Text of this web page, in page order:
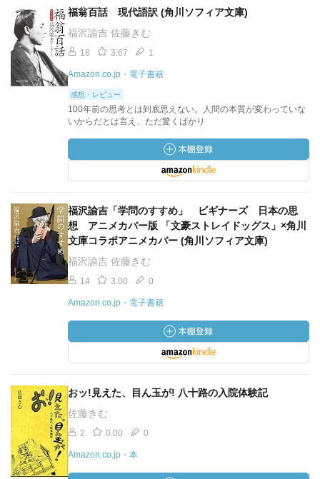
福翁百話 現代語訳 (角川ソフィア文庫)
福沢諭吉 佐藤きむ
18 3.67 1
Amazon.co.jp・電子書籍
感想・レビュー
100年前の思考とは到底思えない。人間の本質が変わっていな
いからだとは言え、ただ驚くばかり
福沢諭吉「学問のすすめ」 ビギナーズ 日本の思
想 アニメカバー版 「文豪ストレイドッグス」×角川
文庫コラボアニメカバー (角川ソフィア文庫)
福沢諭吉 佐藤きむ
14 3.00 0
Amazon.co.jp・電子書籍
おッ!見えた、目ん玉が! 八十路の入院体験記
佐藤きむ
2 0.00 0
Amazon.co.jp・本